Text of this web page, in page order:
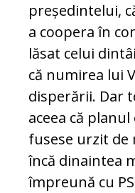
președintelui,
a coopera în
lăsat celui
că numirea lui
disperării. Dar
aceea că
fusese urzit
încă dinaintea
împreună cu